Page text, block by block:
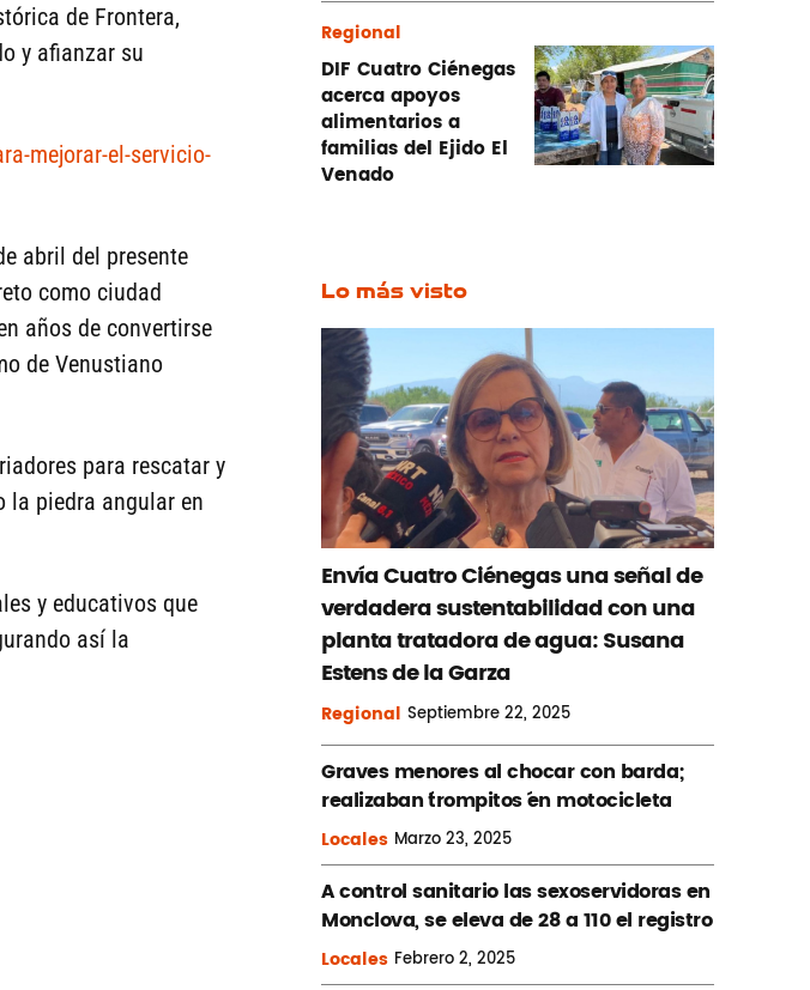
de Frontera,
y afianzar su
mejorar-el-servicio-
abril del presente
como ciudad
años de convertirse
de Venustiano
para rescatar y
la piedra angular en
y educativos que
así la
Regional
DIF Cuatro Ciénegas
acerca apoyos
alimentarios a
familias del Ejido El
Venado
Lo más visto
Envía Cuatro Ciénegas una señal de
verdadera sustentabilidad con una
planta tratadora de agua: Susana
Estens de la Garza
Regional Septiembre22, 2025
Graves menores al chocar con barda;
realizaban ´trompitos ´en motocicleta
Locales Marzo23, 2025
A control sanitario las sexoservidoras en
Monclova, se eleva de 28 a 110 el registro
Locales Febrero2, 2025